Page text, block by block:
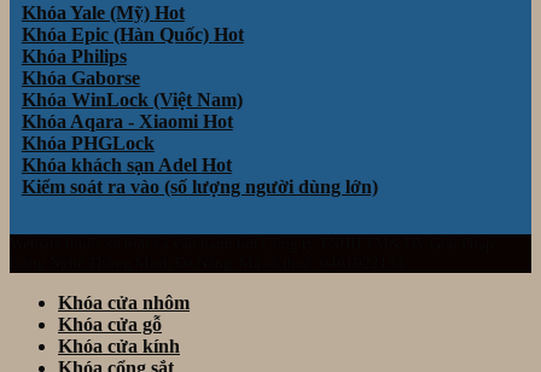
Khóa Yale (Mỹ)
Khóa Epic (Hàn Quốc)
Khóa Philips
Khóa Gaborse
Khóa WinLock (Việt Nam)
Khóa Aqara - Xiaomi
Khóa PHGLock
Khóa khách sạn Adel
Kiểm soát ra vào (số lượng người dùng lớn)
Khóa cửa nhôm
Khóa cửa gỗ
Khóa cửa kính
Khóa cổng sắt